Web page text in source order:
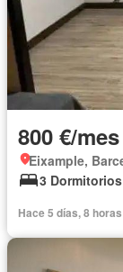
800 €/mes
Eixample,
3 Dormitorios
Hace 5 días, 8